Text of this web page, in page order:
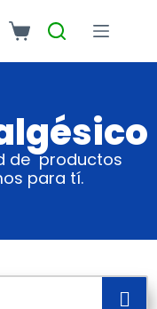
de productos
para tí.